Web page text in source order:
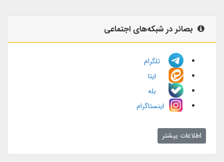
بصائر در شبکه‌های اجتماعی
تلگرام
ایتا
بله
اینستاگرام
اطلاعات بیشتر